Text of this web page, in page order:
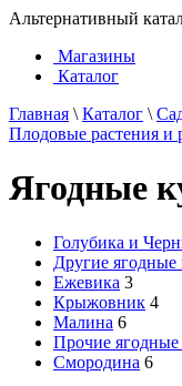
Альтернативный
Магазины
Каталог
Главная \ Каталог \
Плодовые растения и
Ягодные
Голубика и
Другие ягодные
Ежевика 3
Крыжовник 4
Малина 6
Прочие ягодные
Смородина 6